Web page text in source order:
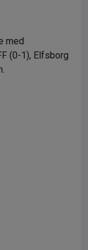
med
(0-1), Elfsborg